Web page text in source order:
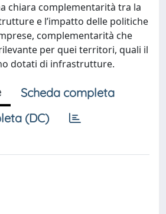
chiara complementarità tra la
e l’impatto delle politiche
complementarità che
per quei territori, quali il
dotati di infrastrutture.
Scheda completa
(DC)